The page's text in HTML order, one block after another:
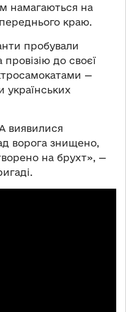
намагаються на
краю.
пробували
до своєї
—
українських
виявилися
ворога знищено,
на брухт», —